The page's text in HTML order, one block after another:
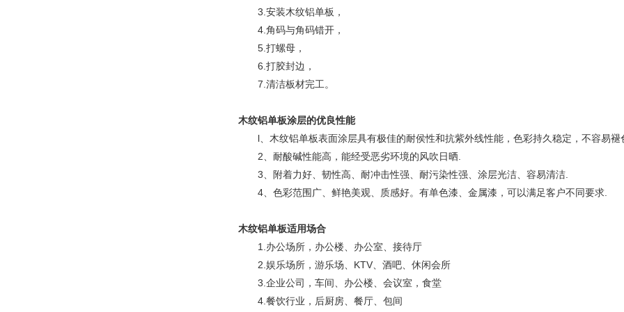
3.安装木纹铝单板，
4.角码与角码错开，
5.打螺母，
6.打胶封边，
7.清洁板材完工。
木纹铝单板涂层的优良性能
l、木纹铝单板表面涂层具有极佳的耐侯性和抗紫外线性能，色彩持久稳定，不容易褪
2、耐酸碱性能高，能经受恶劣环境的风吹日晒.
3、附着力好、韧性高、耐冲击性强、耐污染性强、涂层光洁、容易清洁.
4、色彩范围广、鲜艳美观、质感好。有单色漆、金属漆，可以满足客户不同要求.
木纹铝单板适用场合
1.办公场所，办公楼、办公室、接待厅
2.娱乐场所，游乐场、KTV、酒吧、休闲会所
3.企业公司，车间、办公楼、会议室，食堂
4.餐饮行业，后厨房、餐厅、包间